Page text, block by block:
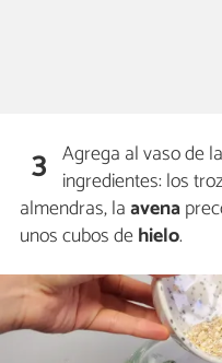
3 Agrega al vaso de la
ingredientes: los
almendras, laavena
unos cubos dehielo.